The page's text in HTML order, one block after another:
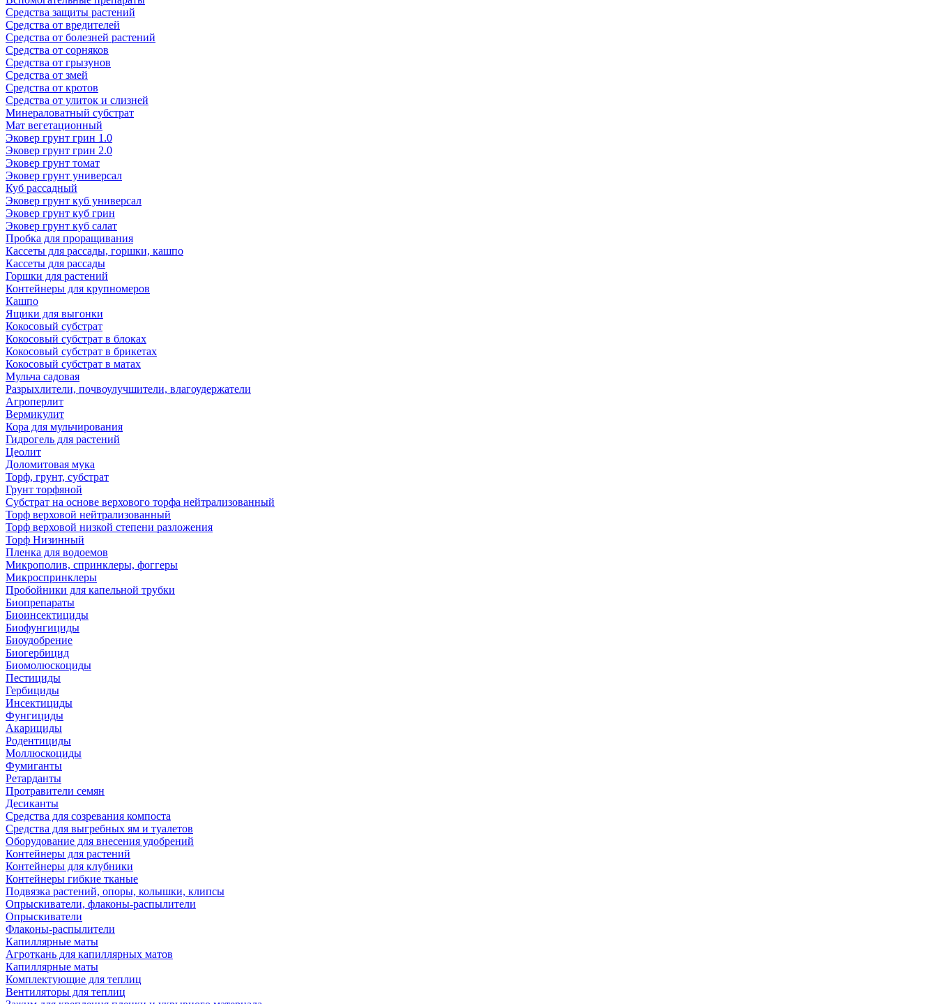
Средства защиты растений
Средства от вредителей
Средства от болезней растений
Средства от сорняков
Средства от грызунов
Средства от змей
Средства от кротов
Средства от улиток и слизней
Минераловатный субстрат
Мат вегетационный
Эковер грунт грин 1.0
Эковер грунт грин 2.0
Эковер грунт томат
Эковер грунт универсал
Куб рассадный
Эковер грунт куб универсал
Эковер грунт куб грин
Эковер грунт куб салат
Пробка для проращивания
Кассеты для рассады, горшки, кашпо
Кассеты для рассады
Горшки для растений
Контейнеры для крупномеров
Кашпо
Ящики для выгонки
Кокосовый субстрат
Кокосовый субстрат в блоках
Кокосовый субстрат в брикетах
Кокосовый субстрат в матах
Мульча садовая
Разрыхлители, почвоулучшители, влагоудержатели
Агроперлит
Вермикулит
Кора для мульчирования
Гидрогель для растений
Цеолит
Доломитовая мука
Торф, грунт, субстрат
Грунт торфяной
Субстрат на основе верхового торфа нейтрализованный
Торф верховой нейтрализованный
Торф верховой низкой степени разложения
Торф Низинный
Пленка для водоемов
Микрополив, спринклеры, фоггеры
Микроспринклеры
Пробойники для капельной трубки
Биопрепараты
Биоинсектициды
Биофунгициды
Биоудобрение
Биогербицид
Биомолюскоциды
Пестициды
Гербициды
Инсектициды
Фунгициды
Акарициды
Родентициды
Моллюскоциды
Фумиганты
Ретарданты
Протравители семян
Десиканты
Средства для созревания компоста
Средства для выгребных ям и туалетов
Оборудование для внесения удобрений
Контейнеры для растений
Контейнеры для клубники
Контейнеры гибкие тканые
Подвязка растений, опоры, колышки, клипсы
Опрыскиватели, флаконы-распылители
Опрыскиватели
Флаконы-распылители
Капиллярные маты
Агроткань для капиллярных матов
Капиллярные маты
Комплектующие для теплиц
Вентиляторы для теплиц